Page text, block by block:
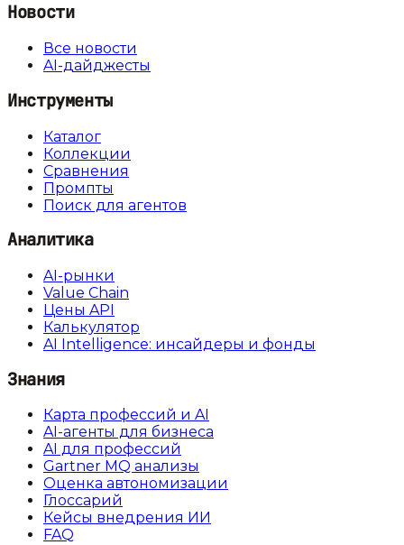
Новости
Все новости
AI-дайджесты
Инструменты
Каталог
Коллекции
Сравнения
Промпты
Поиск для агентов
Аналитика
AI-рынки
Value Chain
Цены API
Калькулятор
AI Intelligence: инсайдеры и фонды
Знания
Карта профессий и AI
AI-агенты для бизнеса
AI для профессий
Gartner MQ анализы
Оценка автономизации
Глоссарий
Кейсы внедрения ИИ
FAQ